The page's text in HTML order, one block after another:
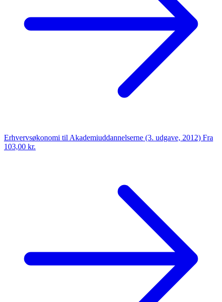
Erhvervsøkonomi til Akademiuddannelserne (3. udgave, 2012) Fra
103,00 kr.